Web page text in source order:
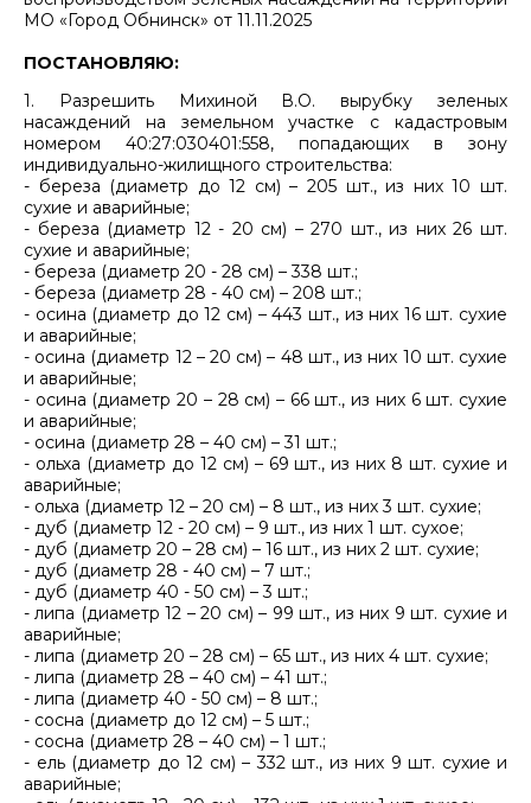
МО «Город Обнинск» от 11.11.2025
ПОСТАНОВЛЯЮ:
1. Разрешить Михиной В.О. вырубку зеленых
насаждений на земельном участке с кадастровым
номером 40:27:030401:558, попадающих в зону
индивидуально-жилищного строительства:
- береза (диаметр до 12 см) – 205 шт., из них 10 шт.
сухие и аварийные;
- береза (диаметр 12 - 20 см) – 270 шт., из них 26 шт.
сухие и аварийные;
- береза (диаметр 20 - 28 см) – 338 шт.;
- береза (диаметр 28 - 40 см) – 208 шт.;
- осина (диаметр до 12 см) – 443 шт., из них 16 шт. сухие
и аварийные;
- осина (диаметр 12 – 20 см) – 48 шт., из них 10 шт. сухие
и аварийные;
- осина (диаметр 20 – 28 см) – 66 шт., из них 6 шт. сухие
и аварийные;
- осина (диаметр 28 – 40 см) – 31 шт.;
- ольха (диаметр до 12 см) – 69 шт., из них 8 шт. сухие и
аварийные;
- ольха (диаметр 12 – 20 см) – 8 шт., из них 3 шт. сухие;
- дуб (диаметр 12 - 20 см) – 9 шт., из них 1 шт. сухое;
- дуб (диаметр 20 – 28 см) – 16 шт., из них 2 шт. сухие;
- дуб (диаметр 28 - 40 см) – 7 шт.;
- дуб (диаметр 40 - 50 см) – 3 шт.;
- липа (диаметр 12 – 20 см) – 99 шт., из них 9 шт. сухие и
аварийные;
- липа (диаметр 20 – 28 см) – 65 шт., из них 4 шт. сухие;
- липа (диаметр 28 – 40 см) – 41 шт.;
- липа (диаметр 40 - 50 см) – 8 шт.;
- сосна (диаметр до 12 см) – 5 шт.;
- сосна (диаметр 28 – 40 см) – 1 шт.;
- ель (диаметр до 12 см) – 332 шт., из них 9 шт. сухие и
аварийные;